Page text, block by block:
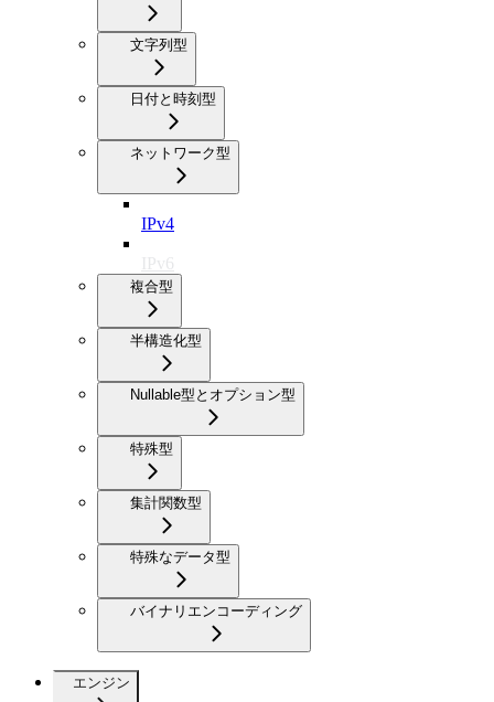
文字列型
日付と時刻型
ネットワーク型
IPv4
IPv6
複合型
半構造化型
Nullable型とオプション型
特殊型
集計関数型
特殊なデータ型
バイナリエンコーディング
エンジン